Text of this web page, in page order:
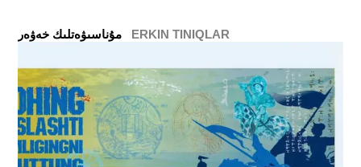
ERKIN TINIQLAR